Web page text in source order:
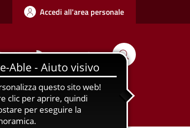
Accedi all'area personale
su Cerca
Urbanizzazione
Tutti gli
argomenti...